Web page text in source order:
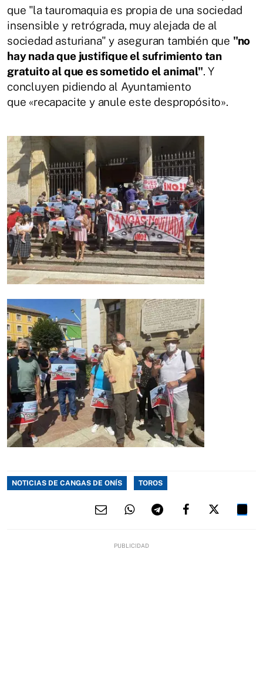
que "la tauromaquia es propia de una sociedad
insensible y retrógrada, muy alejada de al
sociedad asturiana" y aseguran también que "no
hay nada que justifique el sufrimiento tan
gratuito al que es sometido el animal". Y
concluyen pidiendo al Ayuntamiento
que «recapacite y anule este despropósito».
NOTICIAS DE CANGAS DE ONÍS TOROS